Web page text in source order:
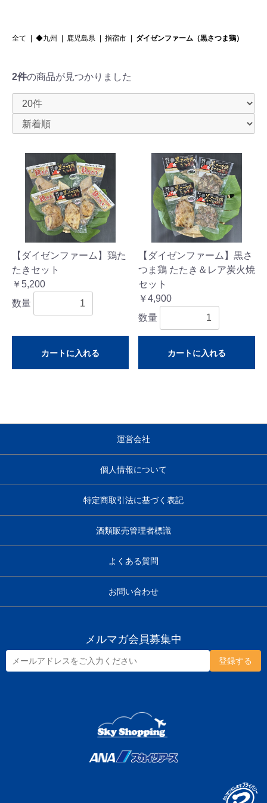
全て | ◆九州 | 鹿児島県 | 指宿市 | ダイゼンファーム（黒さつま鶏）
2件の商品が見つかりました
【ダイゼンファーム】鶏た
たきセット
￥5,200
数量
カートに入れる
【ダイゼンファーム】黒さ
つま鶏 たたき＆レア炭火焼
セット
￥4,900
数量
カートに入れる
運営会社
個人情報について
特定商取引法に基づく表記
酒類販売管理者標識
よくある質問
お問い合わせ
メルマガ会員募集中